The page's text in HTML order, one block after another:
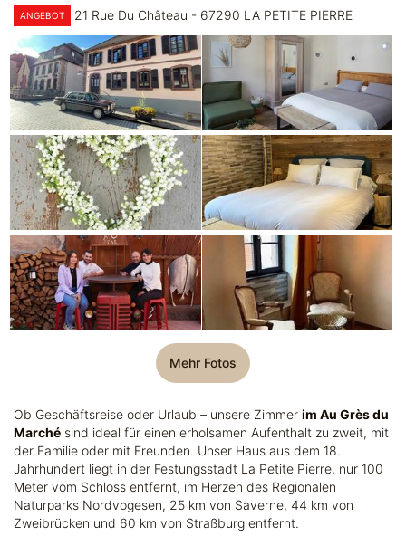
ANGEBOT 21 Rue Du Château - 67290 LA PETITE PIERRE
Mehr Fotos
Ob Geschäftsreise oder Urlaub – unsere Zimmer im Au Grès du
Marché sind ideal für einen erholsamen Aufenthalt zu zweit, mit
der Familie oder mit Freunden. Unser Haus aus dem 18.
Jahrhundert liegt in der Festungsstadt La Petite Pierre, nur 100
Meter vom Schloss entfernt, im Herzen des Regionalen
Naturparks Nordvogesen, 25 km von Saverne, 44 km von
Zweibrücken und 60 km von Straßburg entfernt.